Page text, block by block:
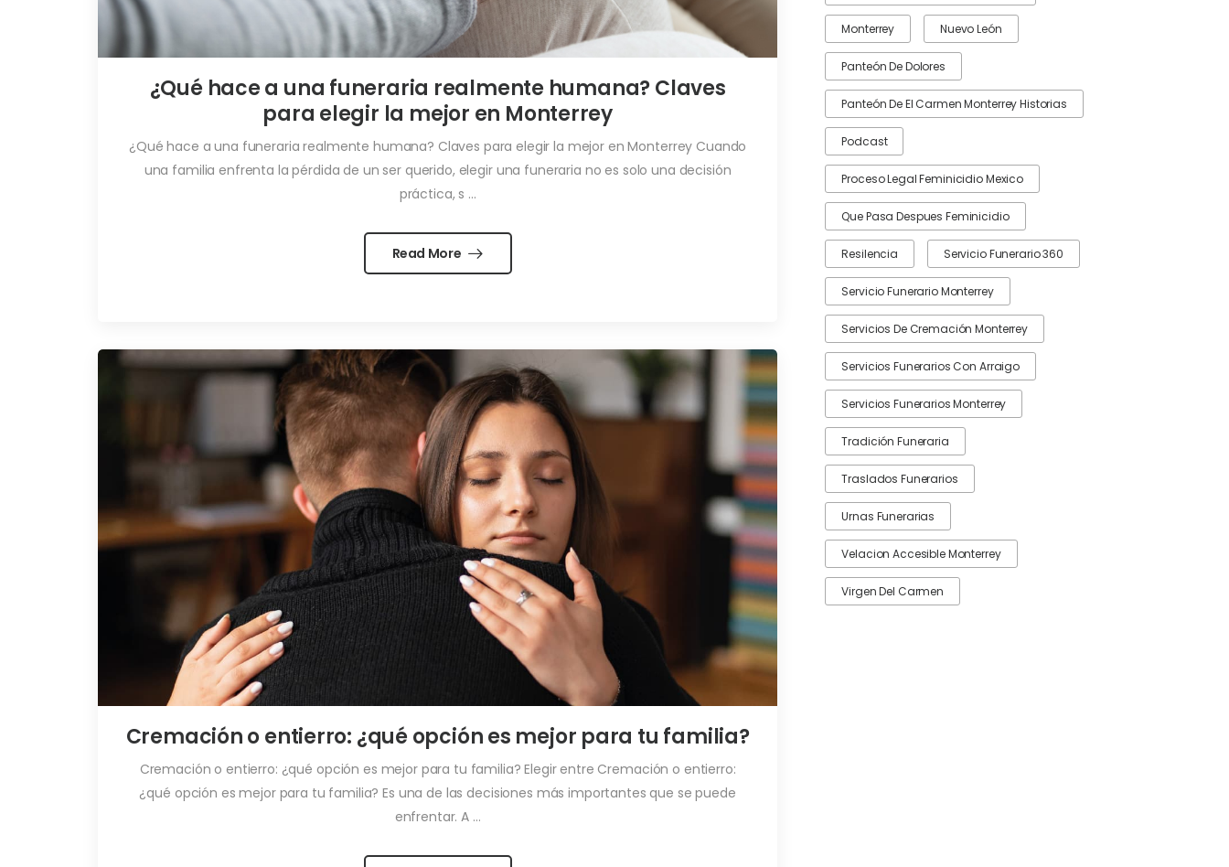
Monterrey Nuevo León
Panteón De Dolores
Panteón De El Carmen Monterrey Historias
Podcast
Proceso Legal Feminicidio Mexico
Que Pasa Despues Feminicidio
Resilencia Servicio Funerario 360
Servicio Funerario Monterrey
Servicios De Cremación Monterrey
Servicios Funerarios Con Arraigo
Servicios Funerarios Monterrey
Tradición Funeraria
Traslados Funerarios
Urnas Funerarias
Velacion Accesible Monterrey
Virgen Del Carmen
¿Qué hace a una funeraria realmente humana? Claves
para elegir la mejor en Monterrey
¿Qué hace a una funeraria realmente humana? Claves para elegir la mejor en Monterrey Cuando
una familia enfrenta la pérdida de un ser querido, elegir una funeraria no es solo una decisión
práctica, s ...
Read More
Cremación o entierro: ¿qué opción es mejor para tu familia?
Cremación o entierro: ¿qué opción es mejor para tu familia? Elegir entre Cremación o entierro:
¿qué opción es mejor para tu familia? Es una de las decisiones más importantes que se puede
enfrentar. A ...